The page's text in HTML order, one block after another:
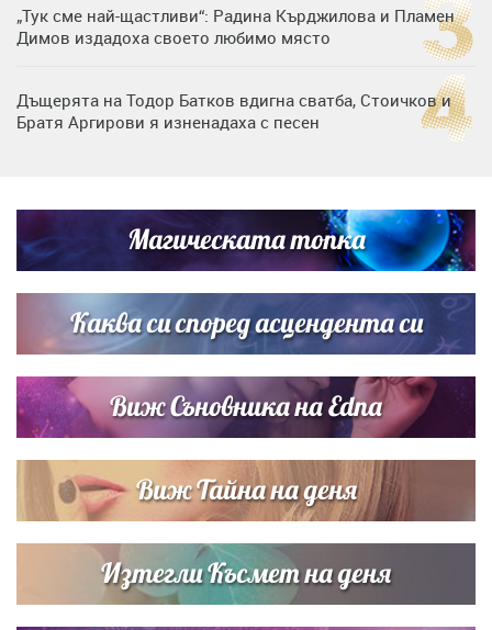
„Тук сме най-щастливи“: Радина Кърджилова и Пламен
Димов издадоха своето любимо място
Дъщерята на Тодор Батков вдигна сватба, Стоичков и
Братя Аргирови я изненадаха с песен
Списъкът е ясен: Джей Ло и Риана във ВИП гостите на
сватбата на Роналдо
Магическата топка
Каква си според асцендента си
Виж Съновника на Edna
Виж Тайна на деня
Изтегли Късмет на деня